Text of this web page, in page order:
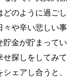
どのように過ごし
々や辛い悲しい事
貯金が貯まってい
せ探しをしてみて
ェアし合うと、